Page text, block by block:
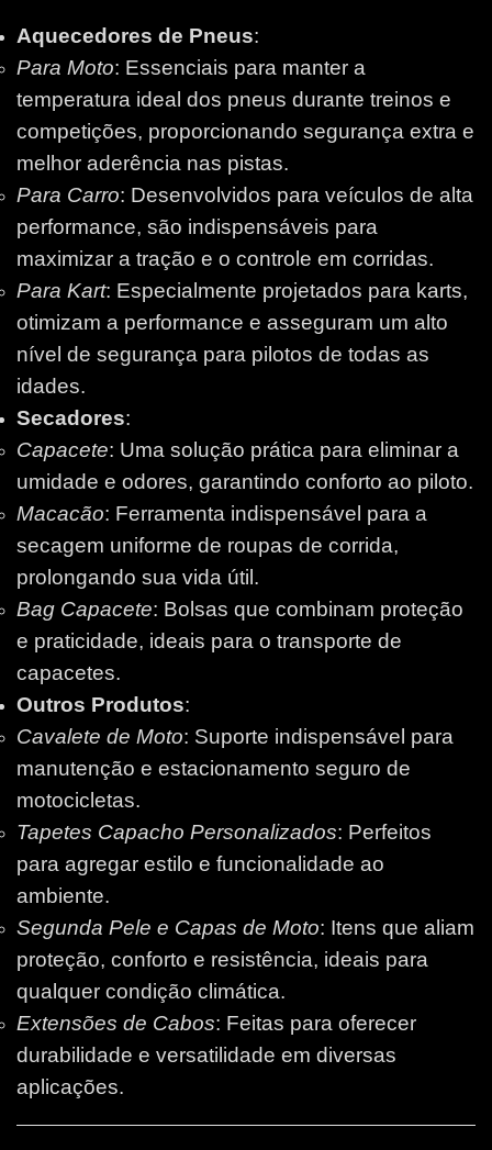
Aquecedores de Pneus:
Para Moto: Essenciais para manter a
temperatura ideal dos pneus durante treinos e
competições, proporcionando segurança extra e
melhor aderência nas pistas.
Para Carro: Desenvolvidos para veículos de alta
performance, são indispensáveis para
maximizar a tração e o controle em corridas.
Para Kart: Especialmente projetados para karts,
otimizam a performance e asseguram um alto
nível de segurança para pilotos de todas as
idades.
Secadores:
Capacete: Uma solução prática para eliminar a
umidade e odores, garantindo conforto ao piloto.
Macacão: Ferramenta indispensável para a
secagem uniforme de roupas de corrida,
prolongando sua vida útil.
Bag Capacete: Bolsas que combinam proteção
e praticidade, ideais para o transporte de
capacetes.
Outros Produtos:
Cavalete de Moto: Suporte indispensável para
manutenção e estacionamento seguro de
motocicletas.
Tapetes Capacho Personalizados: Perfeitos
para agregar estilo e funcionalidade ao
ambiente.
Segunda Pele e Capas de Moto: Itens que aliam
proteção, conforto e resistência, ideais para
qualquer condição climática.
Extensões de Cabos: Feitas para oferecer
durabilidade e versatilidade em diversas
aplicações.